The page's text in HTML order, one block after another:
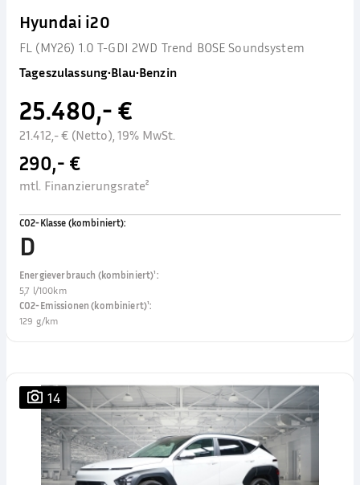
Hyundai i20
FL (MY26) 1.0 T-GDI 2WD Trend BOSE Soundsystem
Tageszulassung•Blau•Benzin
25.480,- €
21.412,- € (Netto), 19% MwSt.
290,- €
mtl. Finanzierungsrate²
CO2-Klasse (kombiniert):
D
Energieverbrauch (kombiniert)¹:
5,7 l/100km
CO2-Emissionen (kombiniert)¹:
129 g/km
14